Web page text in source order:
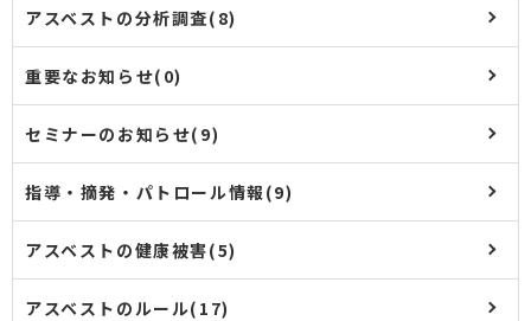
アスベストの分析調査(8)
重要なお知らせ(0)
セミナーのお知らせ(9)
指導・摘発・パトロール情報(9)
アスベストの健康被害(5)
アスベストのルール(17)